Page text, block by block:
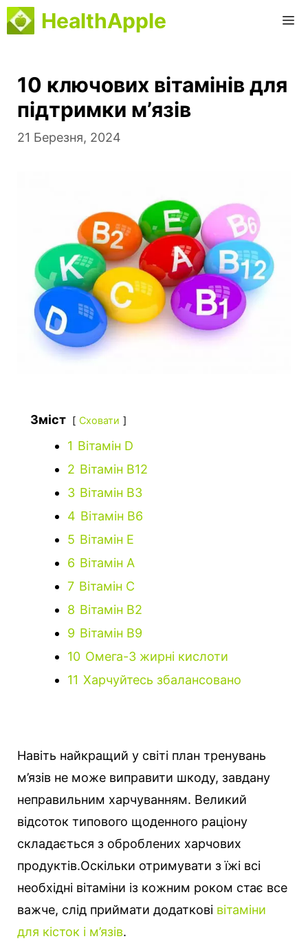
Перейти
до
HealthApple
10 ключових вітамінів для
підтримки м’язів
21 Березня, 2024
Зміст Сховати
1 Вітамін D
2 Вітамін В12
3 Вітамін В3
4 Вітамін В6
5 Вітамін Е
6 Вітамін А
7 Вітамін C
8 Вітамін В2
9 Вітамін B9
10 Омега-3 жирні кислоти
11 Харчуйтесь збалансовано
Навіть найкращий у світі план тренувань
м’язів не може виправити шкоду, завдану
неправильним харчуванням. Великий
відсоток типового щоденного раціону
складається з оброблених харчових
продуктів.Оскільки отримувати з їжі всі
необхідні вітаміни із кожним роком стає все
важче, слід приймати додаткові вітаміни
для кісток і м’язів.